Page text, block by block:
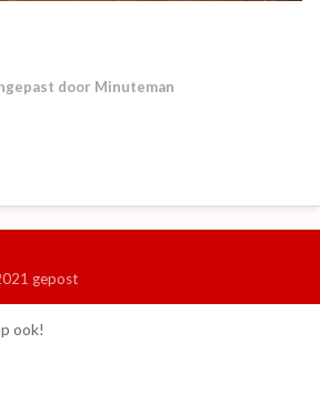
door Minuteman
gepost
ook!